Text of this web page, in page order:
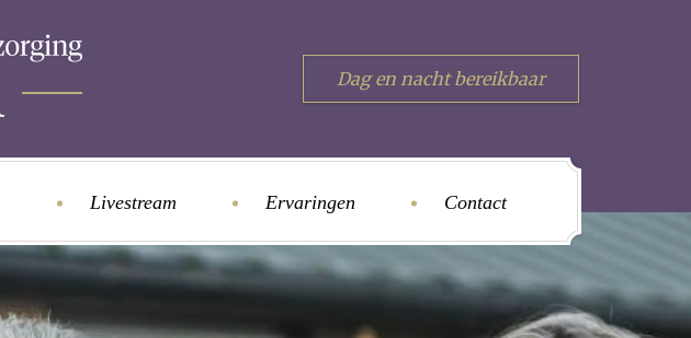
Dag en nacht bereikbaar
Livestream Ervaringen Contact